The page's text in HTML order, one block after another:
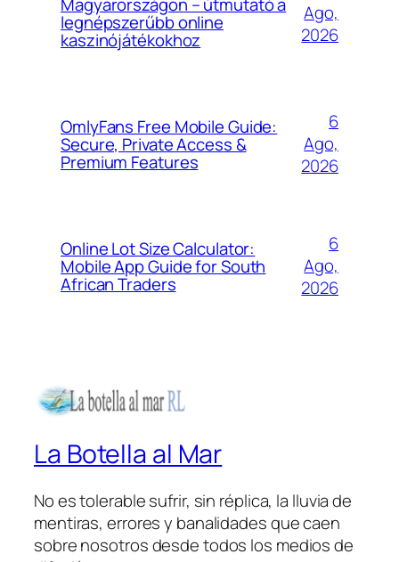
legnépszerűbb online
kaszinójátékokhoz
Ago,
2026
OmlyFans Free Mobile Guide:
Secure, Private Access &
Premium Features
6
Ago,
2026
Online Lot Size Calculator:
Mobile App Guide for South
African Traders
6
Ago,
2026
La Botella al Mar
No es tolerable sufrir, sin réplica, la lluvia de
mentiras, errores y banalidades que caen
sobre nosotros desde todos los medios de